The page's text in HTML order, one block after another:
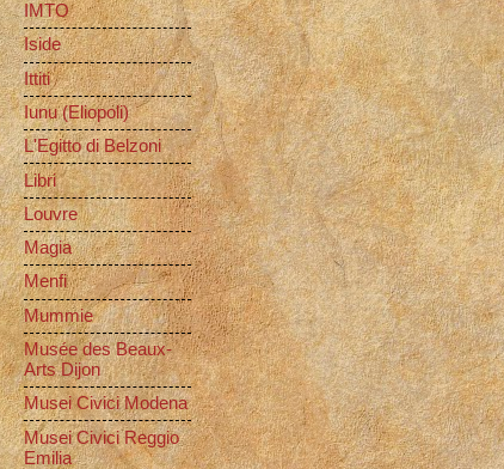
IMTO
Iside
Ittiti
Iunu (Eliopoli)
L'Egitto di Belzoni
Libri
Louvre
Magia
Menfi
Mummie
Musée des Beaux-
Arts Dijon
Musei Civici Modena
Musei Civici Reggio
Emilia